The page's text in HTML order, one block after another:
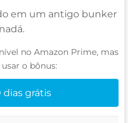
em um antigo bunker
no Amazon Prime, mas
o bônus:
dias grátis